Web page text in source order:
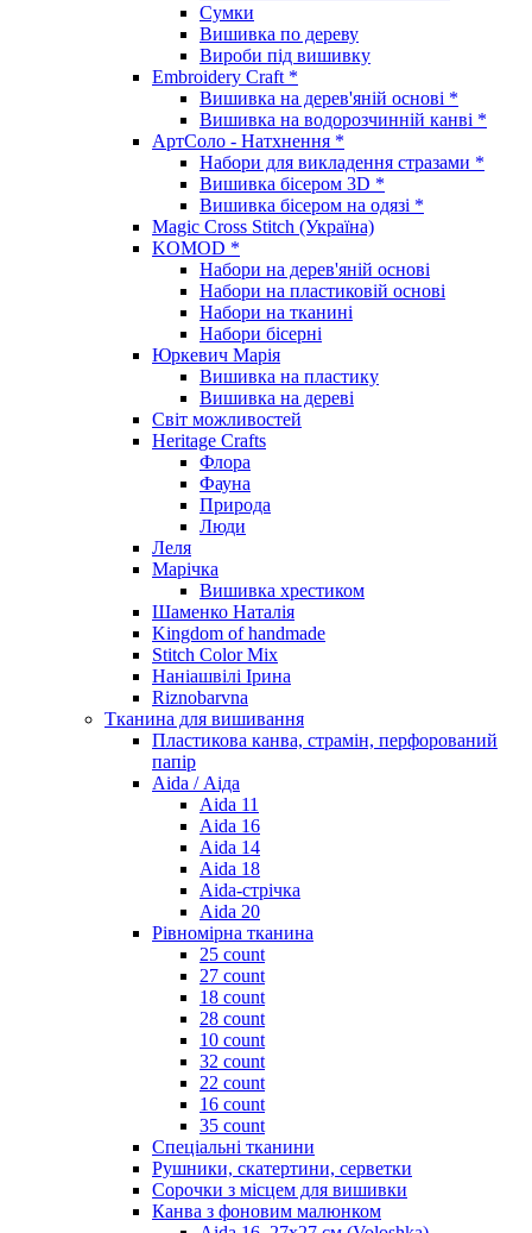
Сумки
Вишивка по дереву
Вироби під вишивку
Embroidery Craft *
Вишивка на дерев'яній основі *
Вишивка на водорозчинній канві *
АртСоло - Натхнення *
Набори для викладення стразами *
Вишивка бісером 3D *
Вишивка бісером на одязі *
Magic Cross Stitch (Україна)
KOMOD *
Набори на дерев'яній основі
Набори на пластиковій основі
Набори на тканині
Набори бісерні
Юркевич Марія
Вишивка на пластику
Вишивка на дереві
Світ можливостей
Heritage Crafts
Флора
Фауна
Природа
Люди
Леля
Марічка
Вишивка хрестиком
Шаменко Наталія
Kingdom of handmade
Stitch Color Mix
Наніашвілі Ірина
Riznobarvna
Тканина для вишивання
Пластикова канва, страмін, перфорований
папір
Aida / Аіда
Aida 11
Aida 16
Aida 14
Aida 18
Aida-стрічка
Aida 20
Рівномірна тканина
25 count
27 count
18 count
28 count
10 count
32 count
22 count
16 count
35 count
Спеціальні тканини
Рушники, скатертини, серветки
Сорочки з місцем для вишивки
Канва з фоновим малюнком